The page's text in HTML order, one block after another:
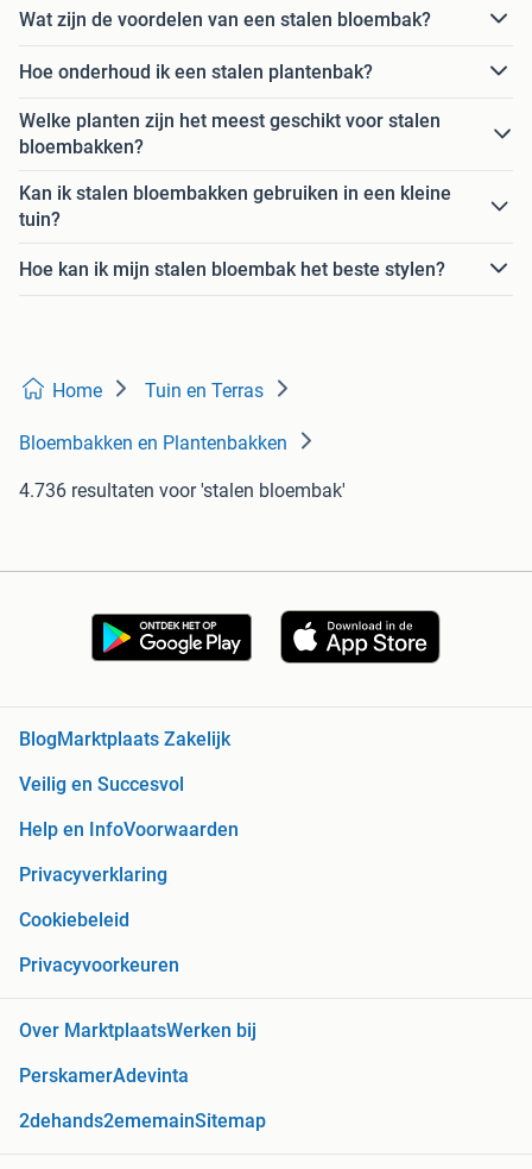
Wat zijn de voordelen van een stalen bloembak?
Hoe onderhoud ik een stalen plantenbak?
Welke planten zijn het meest geschikt voor stalen
bloembakken?
Kan ik stalen bloembakken gebruiken in een kleine
tuin?
Hoe kan ik mijn stalen bloembak het beste stylen?
Home Tuin en Terras
Bloembakken en Plantenbakken
4.736 resultaten voor 'stalen bloembak'
Blog Marktplaats Zakelijk
Veilig en Succesvol
Help en InfoVoorwaarden
Privacyverklaring
Cookiebeleid
Privacyvoorkeuren
Over MarktplaatsWerken bij
PerskamerAdevinta
2dehands2ememainSitemap